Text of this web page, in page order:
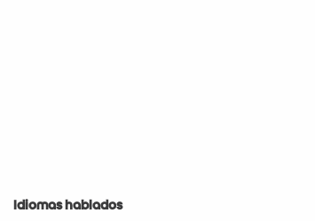
Idiomas hablados
Idiomas hablados